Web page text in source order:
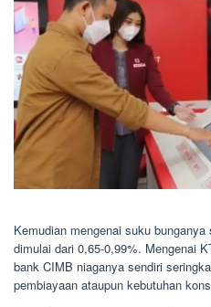
Kemudian mengenai suku
dimulai dari 0,65-0,99%. Mengenai
bank CIMB niaganya sendiri
pembiayaan ataupun kebutuhan